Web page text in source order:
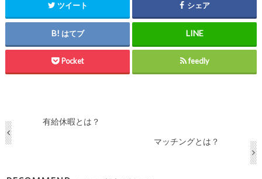
ツイート シェア
はてブ
Pocket feedly
有給休暇とは？
マッチングとは？